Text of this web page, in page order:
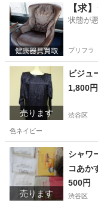
東京 渋谷区 靴
【求
状態が
プリフラ
売ります
ビジュ
1,800円
渋谷区
色ネイビー
東京 渋谷区 ワン
売ります
シャワ
コあか
500円
渋谷区